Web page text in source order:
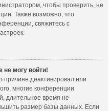
чтобы проверить, не
Также возможно, что
свяжитесь с
не могу войти!
причине деактивировал или
многие конференции
длительное время не
размер базы данных. Если